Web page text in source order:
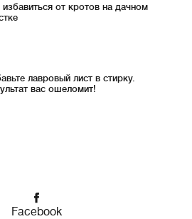
избавиться от кротов на дачном
лавровый лист в стирку.
вас ошеломит!
Facebook